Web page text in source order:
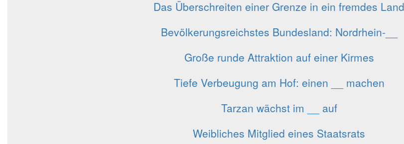
Das Überschreiten einer Grenze in ein fremdes Land
Bevölkerungsreichstes Bundesland: Nordrhein-__
Große runde Attraktion auf einer Kirmes
Tiefe Verbeugung am Hof: einen __ machen
Tarzan wächst im __ auf
Weibliches Mitglied eines Staatsrats